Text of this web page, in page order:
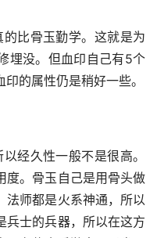
埋没。但血印自己有5个
的属性仍是稍好一些。
度。骨玉自己是用骨头做
法师都是火系神通，所以
兵士的兵器，所以在这方